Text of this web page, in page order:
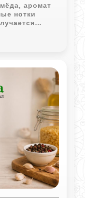
аромат
нотки